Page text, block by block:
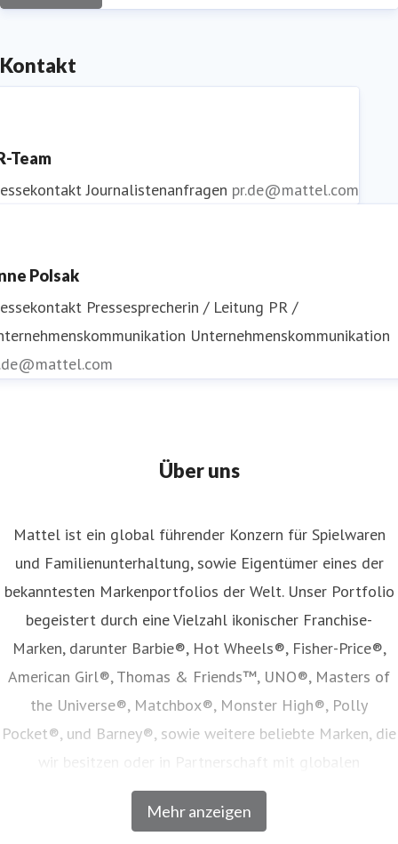
Kontakt
Team
Journalistenanfragen pr.de@mattel.com
Polsak
Pressesprecherin / Leitung PR /
Unternehmenskommunikation
Über uns
Mehr anzeigen
Mattel ist ein global führender Konzern für Spielwaren
und Familienunterhaltung, sowie Eigentümer eines der
bekanntesten Markenportfolios der Welt. Unser Portfolio
begeistert durch eine Vielzahl ikonischer Franchise-
Marken, darunter Barbie®, Hot Wheels®, Fisher-Price®,
American Girl®, Thomas & Friends™, UNO®, Masters of
the Universe®, Matchbox®, Monster High®, Polly
Pocket®, und Barney®, sowie weitere beliebte Marken, die
wir besitzen oder in Partnerschaft mit globalen
Unterhaltungsunternehmen lizenzieren. Unser Angebot
umfasst Spielwaren, Film- und Fernsehinhalte,